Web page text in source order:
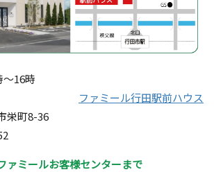
16時
ファミール行田駅前ハウス
栄町8-36
ァミールお客様センターまで